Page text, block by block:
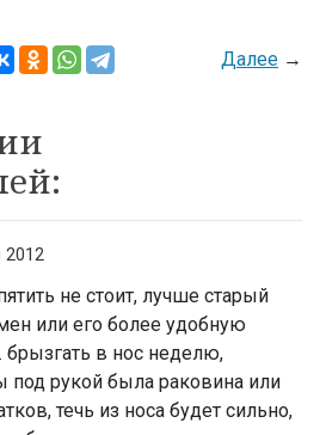
Далее →
2012
не стоит, лучше старый
или его более удобную
брызгать в нос неделю,
под рукой была раковина или
течь из носа будет сильно,